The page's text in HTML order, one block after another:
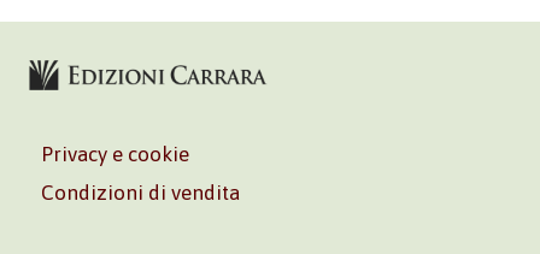
Privacy e cookie
Condizioni di vendita